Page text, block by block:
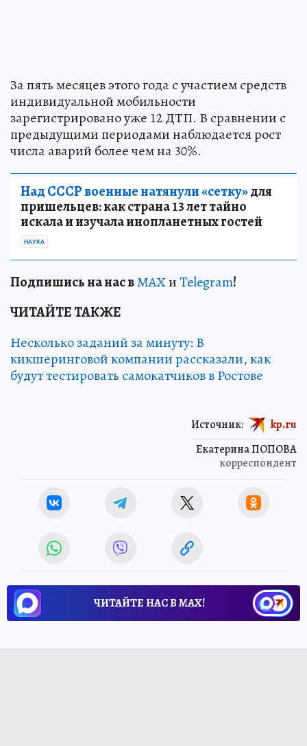
За пять месяцев этого года с участием средств
индивидуальной мобильности
зарегистрировано уже 12 ДТП. В сравнении с
предыдущими периодами наблюдается рост
числа аварий более чем на 30%.
Над СССР военные натянули «сетку»для
пришельцев: как страна 13 лет тайно
искала и изучала инопланетных гостей
НАУКА
Подпишись на нас вМАХиTelegram!
ЧИТАЙТЕ ТАКЖЕ
Несколько заданий за минуту: В
кикшеринговой компании рассказали, как
будут тестировать самокатчиков в Ростове
Екатерина ПОПОВА
корреспондент
Источник: kp.ru
ЧИТАЙТЕ НАС В МАХ!